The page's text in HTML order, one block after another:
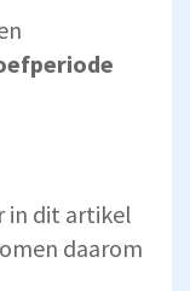
in dit artikel
daarom